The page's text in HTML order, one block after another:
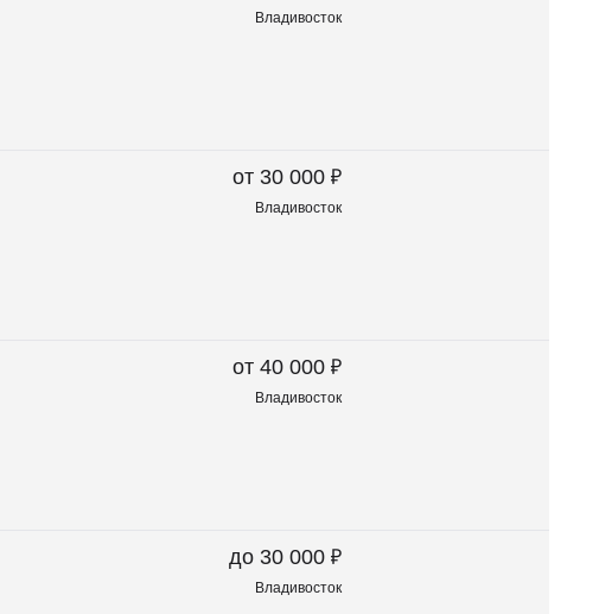
Владивосток
от 30 000 ₽
Владивосток
от 40 000 ₽
Владивосток
до 30 000 ₽
Владивосток